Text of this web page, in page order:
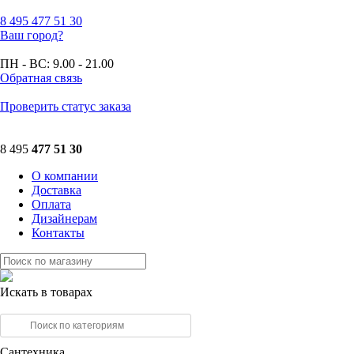
8 495 477 51 30
Ваш город?
ПН - ВС: 9.00 - 21.00
Обратная связь
Проверить статус заказа
8 495 477 51 30
О компании
Доставка
Оплата
Дизайнерам
Контакты
Искать в товарах